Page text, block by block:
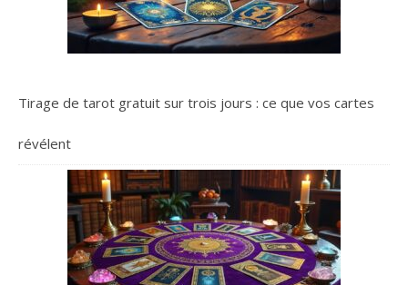
Tirage de tarot gratuit sur trois jours : ce que vos cartes
révélent